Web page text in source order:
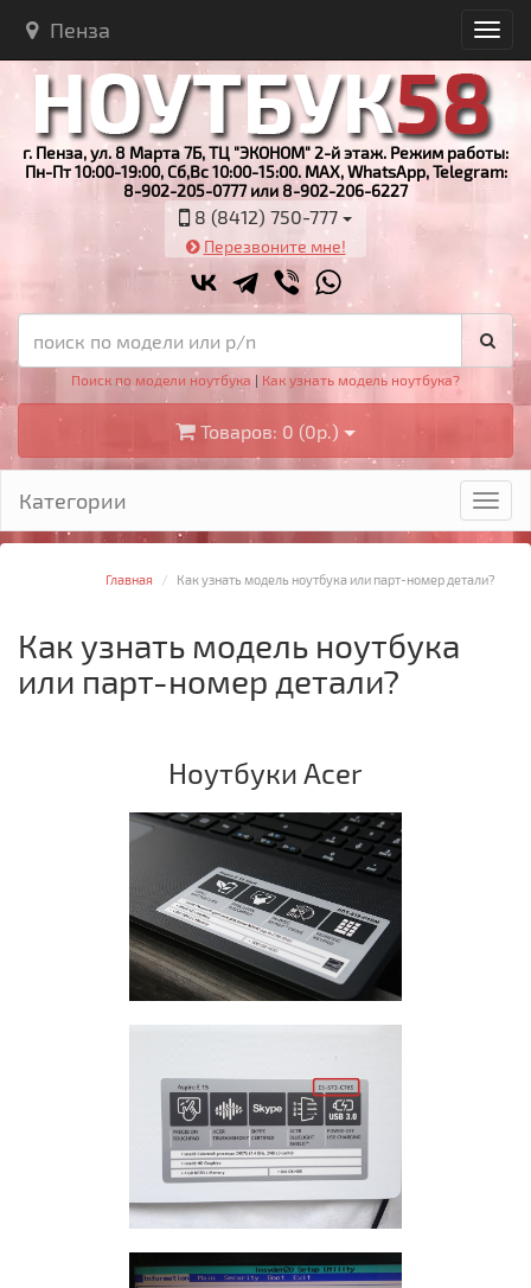
Пенза
г. Пенза, ул. 8 Марта 7Б, ТЦ "ЭКОНОМ" 2-й этаж. Режим работы:
Пн-Пт 10:00-19:00, Сб,Вс 10:00-15:00. MAX, WhatsApp, Telegram:
8-902-205-0777 или 8-902-206-6227
8 (8412) 750-777
Перезвоните мне!
Поиск по модели ноутбука | Как узнать модель ноутбука?
Товаров: 0 (0р.)
Категории
Главная Как узнать модель ноутбука или парт-номер детали?
Как узнать модель ноутбука
или парт-номер детали?
Ноутбуки Acer